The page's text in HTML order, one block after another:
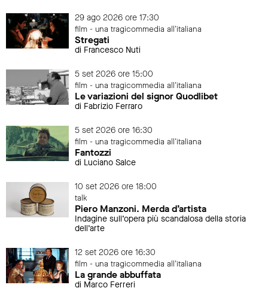
29 ago 2026 ore 17:30
film - una tragicommedia all'italiana
Stregati
di Francesco Nuti
5 set 2026 ore 15:00
film - una tragicommedia all'italiana
Le variazioni del signor Quodlibet
di Fabrizio Ferraro
5 set 2026 ore 16:30
film - una tragicommedia all'italiana
Fantozzi
di Luciano Salce
10 set 2026 ore 18:00
talk
Piero Manzoni. Merda d’artista
Indagine sull’opera più scandalosa della storia
dell’arte
12 set 2026 ore 16:30
film - una tragicommedia all'italiana
La grande abbuffata
di Marco Ferreri